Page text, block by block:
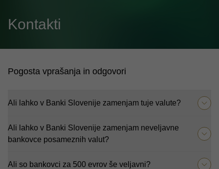
Kontakti
Pogosta vprašanja in odgovori
Ali lahko v Banki Slovenije zamenjam tuje valute?
Ali lahko v Banki Slovenije zamenjam neveljavne
bankovce posameznih valut?
Ali so bankovci za 500 evrov še veljavni?